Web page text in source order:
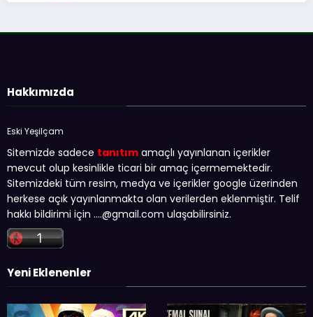
Hakkımızda
Eski Yeşilçam
Sitemizde sadece tanıtım amaçlı yayınlanan içerikler
mevcut olup kesinlikle ticari bir amaç içermemektedir.
Sitemizdeki tüm resim, medya ve içerikler google üzerinden
herkese açık yayınlanmakta olan verilerden eklenmiştir. Telif
hakkı bildirimi için ….@gmail.com ulaşabilirsiniz.
Yeni Eklenenler